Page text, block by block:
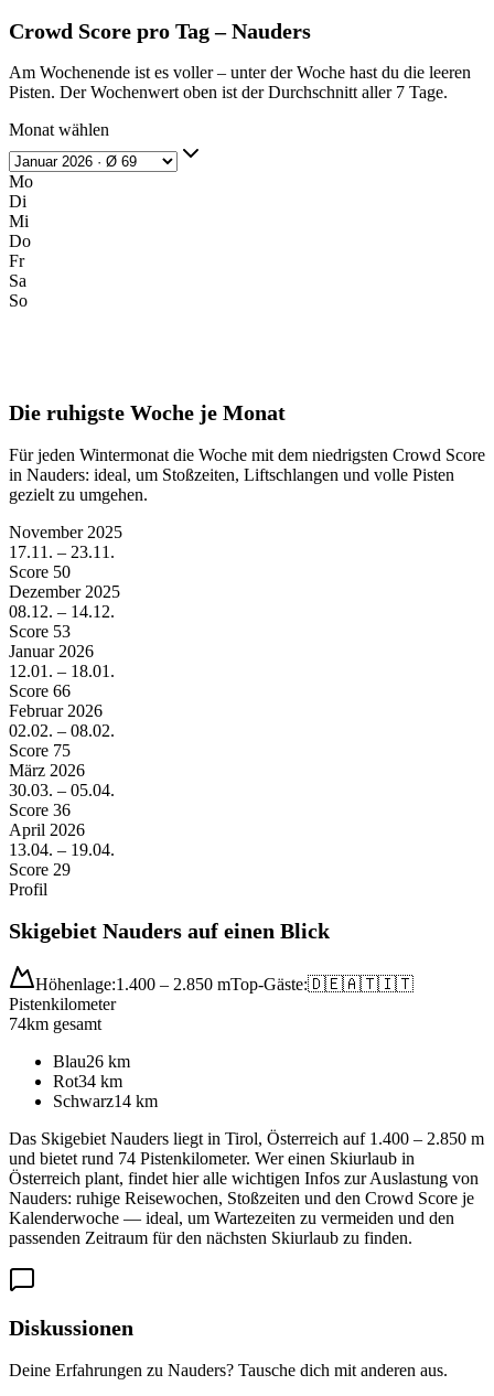
Crowd Score pro Tag – Nauders
Am Wochenende ist es voller – unter der Woche hast du die leeren
Pisten. Der Wochenwert oben ist der Durchschnitt aller 7 Tage.
Monat wählen
Mo
Di
Mi
Do
Fr
Sa
So
Die ruhigste Woche je Monat
Für jeden Wintermonat die Woche mit dem niedrigsten Crowd Score
in Nauders: ideal, um Stoßzeiten, Liftschlangen und volle Pisten
gezielt zu umgehen.
November 2025
17.11. – 23.11.
Score 50
Dezember 2025
08.12. – 14.12.
Score 53
Januar 2026
12.01. – 18.01.
Score 66
Februar 2026
02.02. – 08.02.
Score 75
März 2026
30.03. – 05.04.
Score 36
April 2026
13.04. – 19.04.
Score 29
Profil
Skigebiet Nauders auf einen Blick
Höhenlage:1.400 – 2.850 mTop-Gäste:🇩🇪🇦🇹🇮🇹
Pistenkilometer
74km gesamt
Blau26 km
Rot34 km
Schwarz14 km
Das Skigebiet Nauders liegt in Tirol, Österreich auf 1.400 – 2.850 m
und bietet rund 74 Pistenkilometer. Wer einen Skiurlaub in
Österreich plant, findet hier alle wichtigen Infos zur Auslastung von
Nauders: ruhige Reisewochen, Stoßzeiten und den Crowd Score je
Kalenderwoche — ideal, um Wartezeiten zu vermeiden und den
passenden Zeitraum für den nächsten Skiurlaub zu finden.
Diskussionen
Deine Erfahrungen zu Nauders? Tausche dich mit anderen aus.